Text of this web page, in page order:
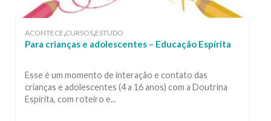
ACONTECE,CURSOS,ESTUDO
Para crianças e adolescentes – Educação Espírita
Esse é um momento de interação e contato das
crianças e adolescentes (4 a 16 anos) com a Doutrina
Espírita, com roteiro e...